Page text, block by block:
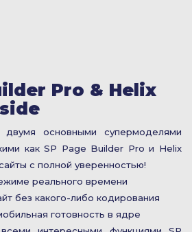
Pro & Helix
основными супермоделями
как SP Page Builder Pro и Helix
с полной уверенностью!
реального времени
без какого-либо кодирования
готовность в ядре